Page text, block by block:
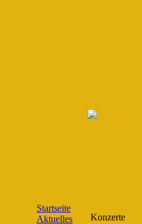
Startseite
Aktuelles
Konzerte